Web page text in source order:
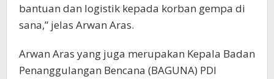
bantuan dan logistik kepada korban gempa di
sana,” jelas Arwan Aras.
Arwan Aras yang juga merupakan Kepala Badan
Penanggulangan Bencana (BAGUNA) PDI